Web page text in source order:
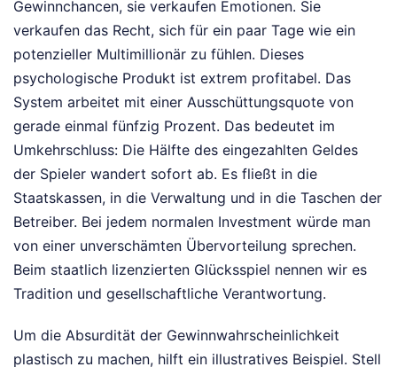
Gewinnchancen, sie verkaufen Emotionen. Sie
verkaufen das Recht, sich für ein paar Tage wie ein
potenzieller Multimillionär zu fühlen. Dieses
psychologische Produkt ist extrem profitabel. Das
System arbeitet mit einer Ausschüttungsquote von
gerade einmal fünfzig Prozent. Das bedeutet im
Umkehrschluss: Die Hälfte des eingezahlten Geldes
der Spieler wandert sofort ab. Es fließt in die
Staatskassen, in die Verwaltung und in die Taschen der
Betreiber. Bei jedem normalen Investment würde man
von einer unverschämten Übervorteilung sprechen.
Beim staatlich lizenzierten Glücksspiel nennen wir es
Tradition und gesellschaftliche Verantwortung.
Um die Absurdität der Gewinnwahrscheinlichkeit
plastisch zu machen, hilft ein illustratives Beispiel. Stell